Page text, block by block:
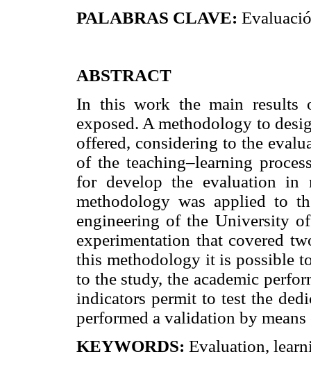
PALABRAS CLAVE:
ABSTRACT
In this work the main results
exposed. A methodology to
offered, considering to the
of the teaching–learning
for develop the evaluation in
methodology was applied to
engineering of the University
experimentation that covered
this methodology it is possible
to the study, the academic
indicators permit to test the
performed a validation by
KEYWORDS: Evaluation,